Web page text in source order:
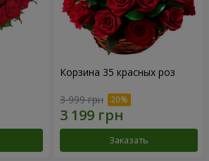
Корзина 35 красных роз
3 999 грн
Заказать